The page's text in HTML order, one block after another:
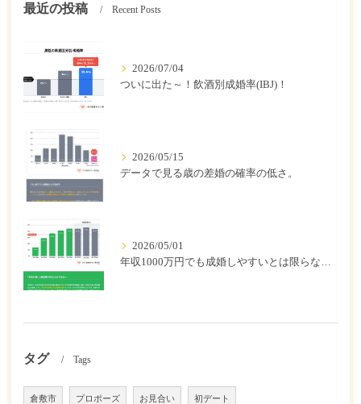
最近の投稿 Recent Posts
2026/07/04
ついに出た～！飲酒別成婚率(IBJ)！
2026/05/15
データで見る歳の差婚の確率の低さ。
2026/05/01
年収1000万円でも成婚しやすいとは限らない? 「年収帯別の成婚率」のリアル
タグ Tags
倉敷市 プロポーズ お見合い 初デート